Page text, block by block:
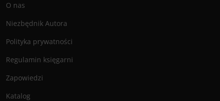
O nas
Niezbędnik Autora
Polityka prywatności
Regulamin księgarni
Zapowiedzi
Katalog